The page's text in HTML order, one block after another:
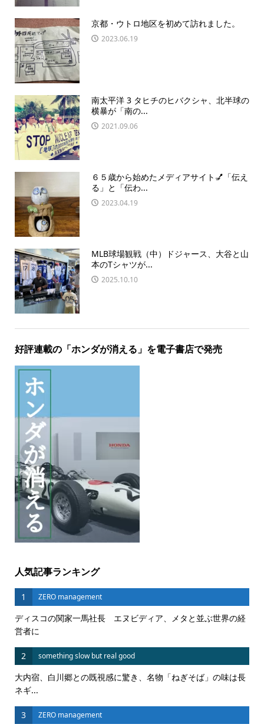
京都・ウトロ地区を初めて訪れました。
2023.06.19
南太平洋 3 タヒチのヒバクシャ、北半球の
横暴が「南の...
2021.09.06
６５歳から始めたメディアサイト💅「伝え
る」と「伝わ...
2023.04.19
MLB球場観戦（中）ドジャース、大谷と山
本のTシャツが...
2025.10.10
好評連載の「ホンダが消える」を電子書店で発売
人気記事ランキング
1 ZERO management
ディスコの関家一馬社長 エヌビディア、メタと並ぶ世界の経
営者に
2 something slow but real good
大内宿、白川郷との既視感に驚き、名物「ねぎそば」の味は長
ネギ...
3 ZERO management